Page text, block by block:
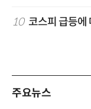
10 코스피 급등에
주요뉴스